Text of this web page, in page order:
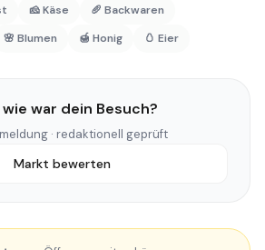
🧀 Käse
🥖 Backwaren
🌸 Blumen 🍯 Honig 🥚 Eier
war dein Besuch?
· redaktionell geprüft
Markt bewerten